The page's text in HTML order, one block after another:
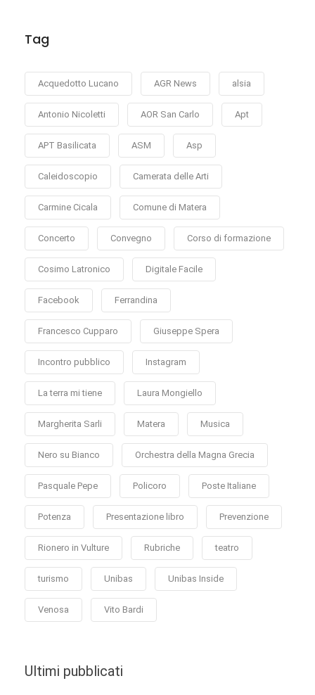
Tag
Acquedotto Lucano AGR News alsia
Antonio Nicoletti AOR San Carlo Apt
APT Basilicata ASM Asp
Caleidoscopio Camerata delle Arti
Carmine Cicala Comune di Matera
Concerto Convegno Corso di formazione
Cosimo Latronico Digitale Facile
Facebook Ferrandina
Francesco Cupparo Giuseppe Spera
Incontro pubblico Instagram
La terra mi tiene Laura Mongiello
Margherita Sarli Matera Musica
Nero su Bianco Orchestra della Magna Grecia
Pasquale Pepe Policoro Poste Italiane
Potenza Presentazione libro Prevenzione
Rionero in Vulture Rubriche teatro
turismo Unibas Unibas Inside
Venosa Vito Bardi
Ultimi pubblicati